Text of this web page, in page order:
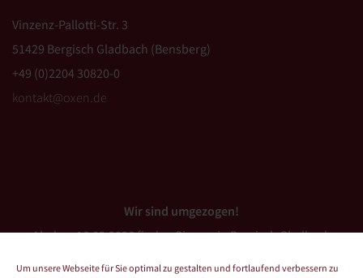
Um unsere Webseite für Sie optimal zu gestalten und fortlaufend verbessern zu
Vinzenz-Pallotti-Str. 3
51429 Bergisch Gladbach (Bensberg)
+49 (0)2204 30820-0
kontakt@oxen.de
Wir sind umgezogen!
Ab dem 16.03.2026 finden Sie uns in Bergisch Gladbach